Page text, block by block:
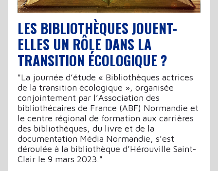
LES BIBLIOTHÈQUES JOUENT-
ELLES UN RÔLE DANS LA
TRANSITION ÉCOLOGIQUE ?
"La journée d’étude « Bibliothèques actrices
de la transition écologique », organisée
conjointement par l’Association des
bibliothécaires de France (ABF) Normandie et
le centre régional de formation aux carrières
des bibliothèques, du livre et de la
documentation Média Normandie, s’est
déroulée à la bibliothèque d’Hérouville Saint-
Clair le 9 mars 2023."